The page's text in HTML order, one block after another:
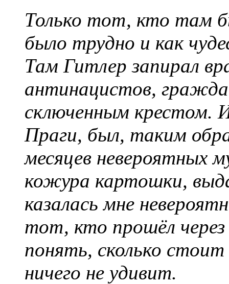
Только тот, кто там
было трудно и как
Там Гитлер запирал
антинацистов,
сключенным крестом.
Праги, был, таким
месяцев невероятных
кожура картошки,
казалась мне
тот, кто прошёл
понять, сколько
ничего не удивит.